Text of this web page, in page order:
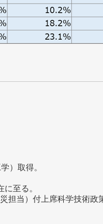
）取得。
至る。
当）付上席科学技術政